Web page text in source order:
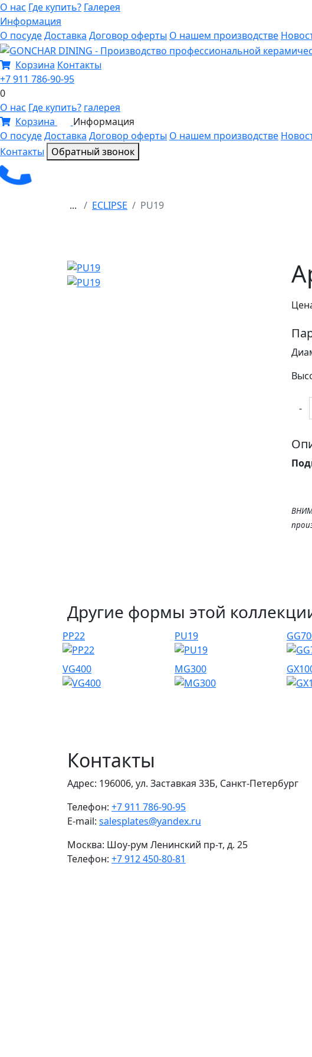
О нас Где купить? Галерея
Информация
О посудеДоставка Договор оферты О нашем производстве
Корзина Контакты
+7 911 786-90-95
0
О нас Где купить? галерея
Корзина
Информация
О посудеДоставка Договор оферты О нашем производстве
Контакты
Обратный звонок
... ECLIPSE PU19
-
Другие формы этой
PP22 PU19
VG400 MG300
Контакты
Адрес: 196006, ул. Заставкая 33Б, Санкт-Петербург
Телефон: +7 911 786-90-95
E-mail: salesplates@yandex.ru
Москва: Шоу-рум Ленинский пр-т, д. 25
Телефон: +7 912 450-80-81